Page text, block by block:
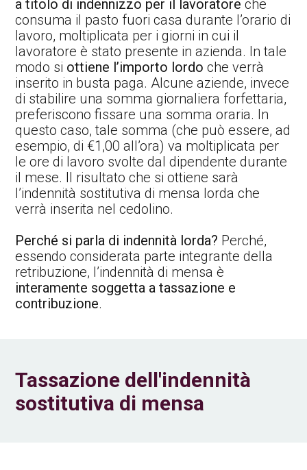
a titolo di indennizzo per il lavoratore che
consuma il pasto fuori casa durante l’orario di
lavoro, moltiplicata per i giorni in cui il
lavoratore è stato presente in azienda. In tale
modo si ottiene l’importo lordo che verrà
inserito in busta paga. Alcune aziende, invece
di stabilire una somma giornaliera forfettaria,
preferiscono fissare una somma oraria. In
questo caso, tale somma (che può essere, ad
esempio, di €1,00 all’ora) va moltiplicata per
le ore di lavoro svolte dal dipendente durante
il mese. Il risultato che si ottiene sarà
l’indennità sostitutiva di mensa lorda che
verrà inserita nel cedolino.
Perché si parla di indennità lorda? Perché,
essendo considerata parte integrante della
retribuzione, l’indennità di mensa è
interamente soggetta a tassazione e
contribuzione.
Tassazione dell'indennità
sostitutiva di mensa